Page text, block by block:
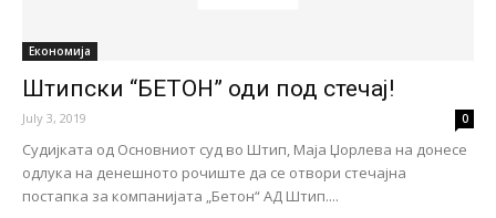
Економија
Штипски “БЕТОН” оди под стечај!
July 3, 2019 0
Судијката од Основниот суд во Штип, Маја Џорлева на донесе
одлука на денешното рочиште да се отвори стечајна
постапка за компанијата „Бетон“ АД Штип....